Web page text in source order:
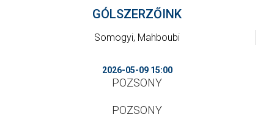
CSAPATOK
JELENTKEZÉS
GÓLSZERZŐINK
Somogyi, Mahboubi
2026-05-09 15:00
POZSONY
POZSONY